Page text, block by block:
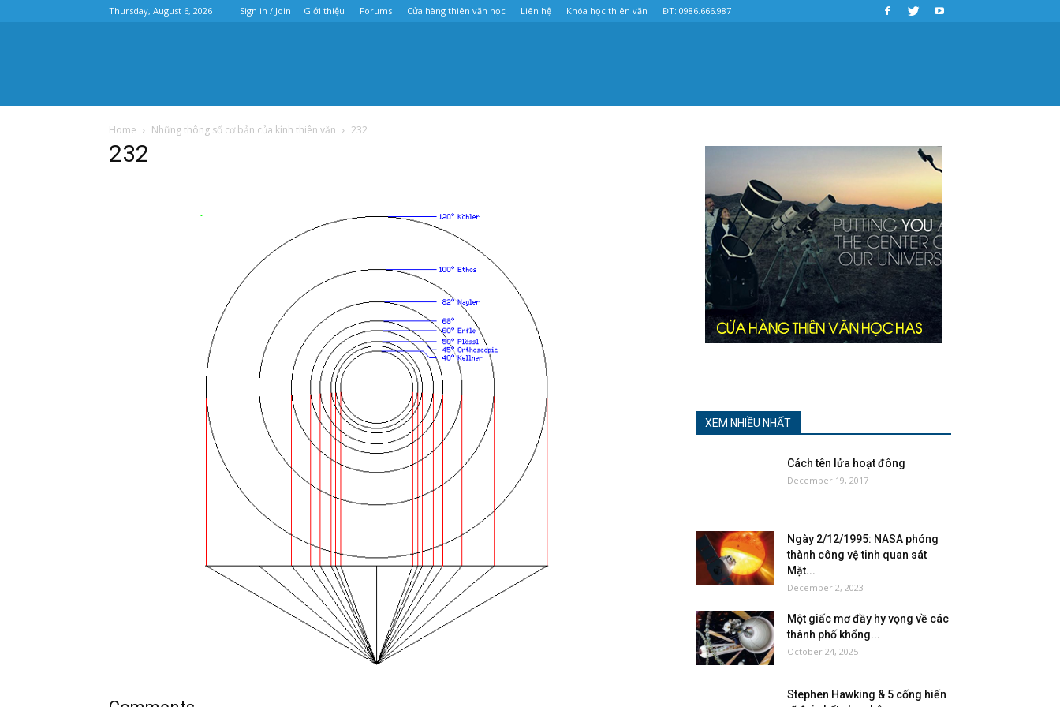
Thursday, August 6, 2026 Sign in / Join Giới thiệu Forums Cửa hàng thiên văn học Liên hệ Khóa học thiên văn ĐT: 0986.666.987
Home Những thông số cơ bản của kính thiên văn 232
232
XEM NHIỀU NHẤT
Cách tên lửa hoạt đông
December 19, 2017
Ngày 2/12/1995: NASA phóng
thành công vệ tinh quan sát
Mặt...
December 2, 2023
Một giấc mơ đầy hy vọng về các
thành phố khổng...
October 24, 2025
Stephen Hawking & 5 cống hiến